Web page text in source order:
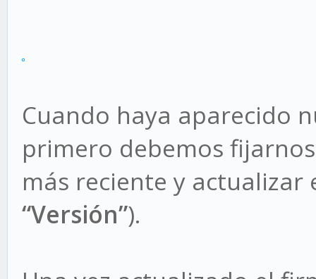
Cuando haya aparecido
primero debemos
más reciente y actualizar
“Versión”).